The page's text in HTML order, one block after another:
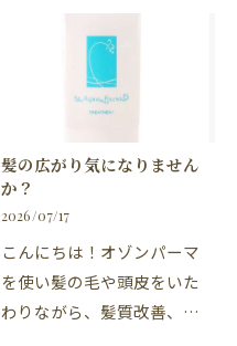
滑市の美容院、美容室・カ
ナリア常滑店の松下です。
今年の内海の花火大会…
髪の広がり気になりません
か？
2026/07/17
こんにちは！オゾンパーマ
を使い髪の毛や頭皮をいた
わりながら、髪質改善、髪